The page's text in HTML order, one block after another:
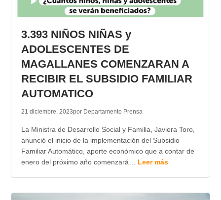
3.393 NIÑOS NIÑAS y
ADOLESCENTES DE
MAGALLANES COMENZARAN A
RECIBIR EL SUBSIDIO FAMILIAR
AUTOMATICO
21 diciembre, 2023por Departamento Prensa
La Ministra de Desarrollo Social y Familia, Javiera Toro,
anunció el inicio de la implementación del Subsidio
Familiar Automático, aporte económico que a contar de
enero del próximo año comenzará… Leer más